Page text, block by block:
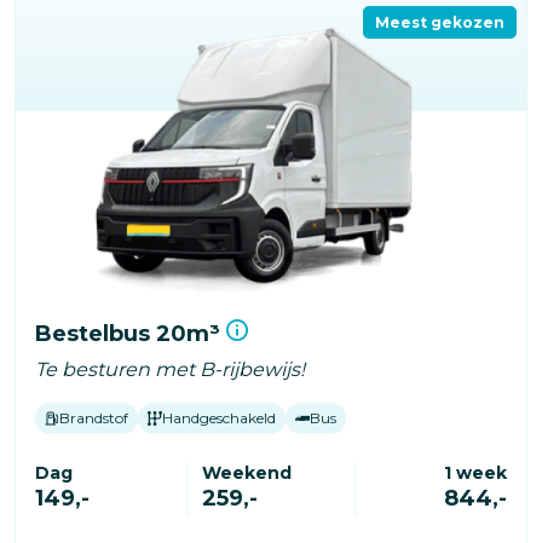
Meest gekozen
Bestelbus 20m³
Te besturen met B-rijbewijs!
Brandstof Handgeschakeld Bus
Dag
149,-
Weekend
259,-
1 week
844,-